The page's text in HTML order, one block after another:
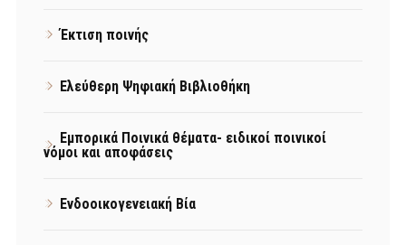
Έκτιση ποινής
Ελεύθερη Ψηφιακή Βιβλιοθήκη
Εμπορικά Ποινικά θέματα- ειδικοί ποινικοί
νόμοι και αποφάσεις
Ενδοοικογενειακή Βία